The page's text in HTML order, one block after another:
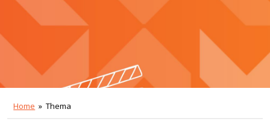
Home » Thema